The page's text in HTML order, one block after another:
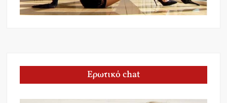
Ερωτικό chat